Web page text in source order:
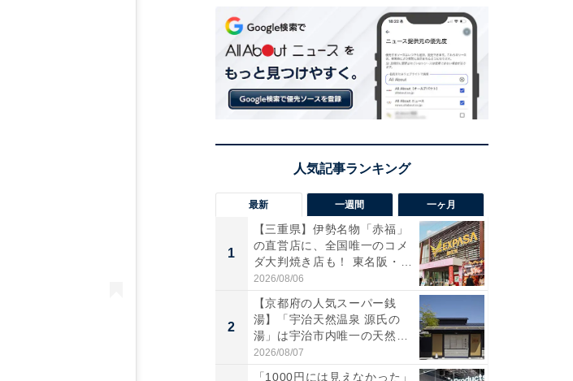
最新 一週間 一ヶ月
1
【三重県】伊勢名物「赤福」
の直営店に、全国唯一のコメ
ダ大判焼き店も！ 東名阪・
伊...
2026/08/06
2
【京都府の人気スーパー銭
湯】「宇治天然温泉 源氏の
湯」は宇治市内唯一の天然温
泉と...
2026/08/07
「1000円には見えなかった」